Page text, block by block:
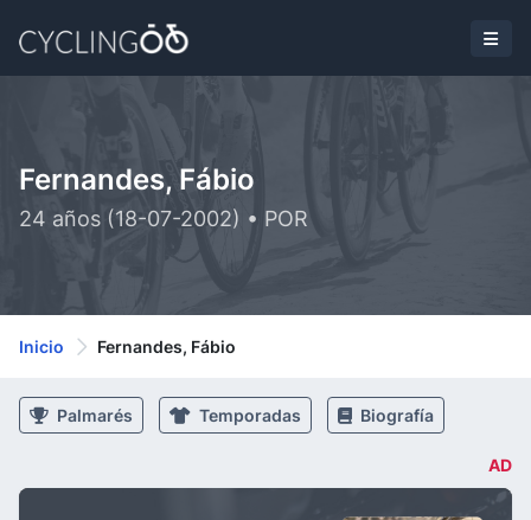
Fernandes, Fábio
24 años (18-07-2002) • POR
Inicio Fernandes, Fábio
Palmarés Temporadas Biografía
AD